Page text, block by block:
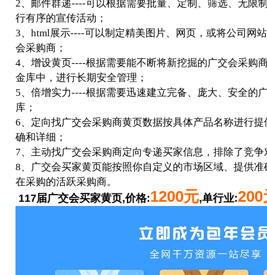
2、邮件群递----可以根据需要批量、定制、筛选、无限
行有序的宣传活动；
3、html展示----可以制定精美图片、网页，或将公司网
会采购商；
4、增设黄页----根据需要能不断将新挖掘的广交会采购
金库中，进行长期安全管理；
5、倍增实力----根据需要迅速建立完备、庞大、安全的
库；
6、定向找广交会采购商黄页数据按具体产品名称进行
确和详细；
7、主动找广交会采购商定向专递买家信息，排除了竞
8、广交会买家黄页能按照你自定义的市场区域、提供
在采购的活跃采购商。
117届广交会买家黄页,价格:1200元,单行业:200